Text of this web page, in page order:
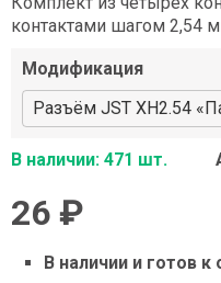
контактами шагом 2,54
Модификация
Разъём JST XH2.54
В наличии: 471 шт.
26 ₽
В наличии и готов к